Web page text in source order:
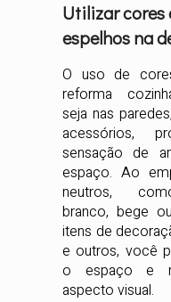
Utilizar cores
espelhos na
O uso de
reforma
seja nas
acessórios,
sensação de
espaço. Ao
neutros,
branco, bege
itens de
e outros, você
o espaço e
aspecto visual.